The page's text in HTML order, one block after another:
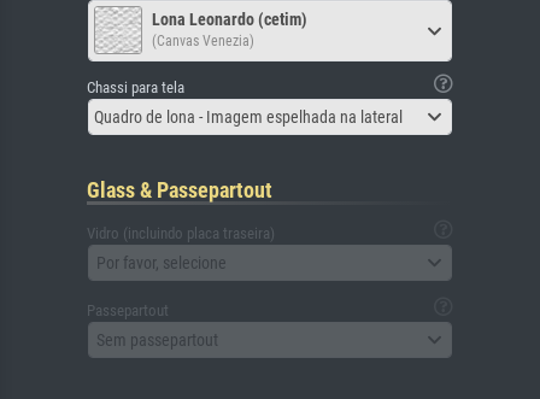
Lona Leonardo (cetim)
(Canvas Venezia)
Chassi para tela
Quadro de lona - Imagem espelhada na lateral
Glass & Passepartout
Vidro (incluindo placa traseira)
Por favor, selecione
Passepartout
Sem passepartout